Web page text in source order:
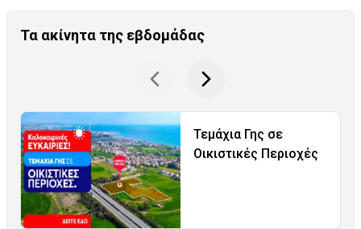
Τα ακίνητα της εβδομάδας
Τεμάχια Γης σε
Οικιστικές Περιοχές